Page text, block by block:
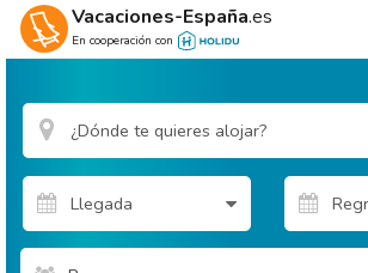
Vacaciones-España.es
En cooperación con